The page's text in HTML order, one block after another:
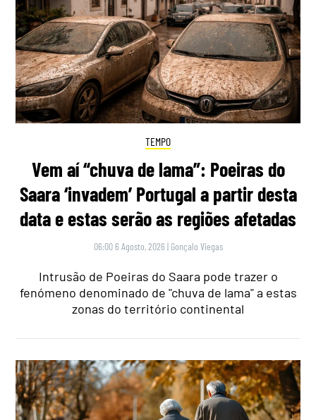
TEMPO
Vem aí “chuva de lama”: Poeiras do
Saara ‘invadem’ Portugal a partir desta
data e estas serão as regiões afetadas
06:00 6 Agosto, 2026 | Gonçalo Viegas
Intrusão de Poeiras do Saara pode trazer o
fenómeno denominado de "chuva de lama" a estas
zonas do território continental